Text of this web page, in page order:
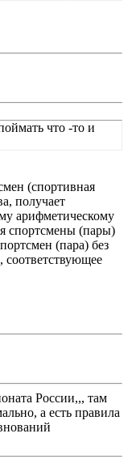
что -то и
(спортивная
получает
арифметическому
спортсмены (пары)
(пара) без
соответствующее
России,,, там
а есть правила